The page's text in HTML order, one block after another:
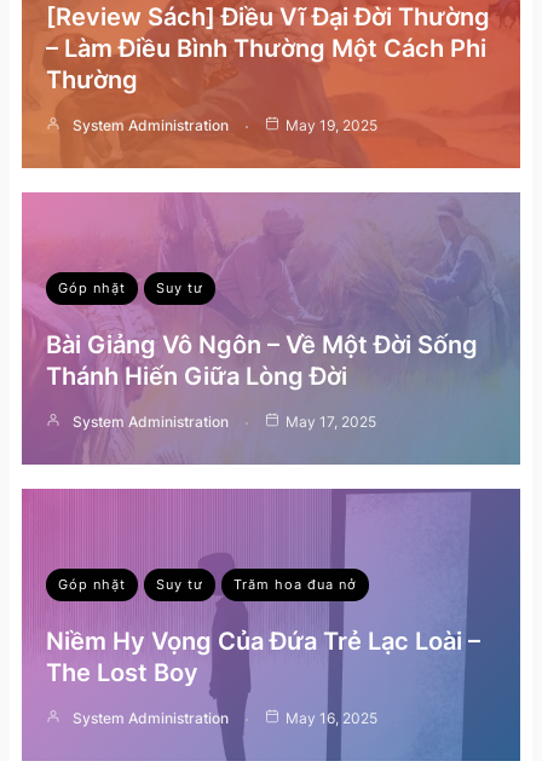
[Review Sách] Điều Vĩ Đại Đời Thường
– Làm Điều Bình Thường Một Cách Phi
Thường
System Administration May 19, 2025
Góp nhặt Suy tư
Bài Giảng Vô Ngôn – Về Một Đời Sống
Thánh Hiến Giữa Lòng Đời
System Administration May 17, 2025
Góp nhặt Suy tư Trăm hoa đua nở
Niềm Hy Vọng Của Đứa Trẻ Lạc Loài –
The Lost Boy
System Administration May 16, 2025